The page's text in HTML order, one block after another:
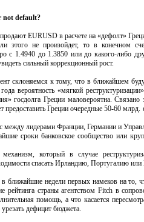
not default?
EURUSD в расчете на «дефолт»
этого не произойдет, то в конечном
с 1.4940 до 1.3850 или до какого-либо
сильный коррекционный рост.
склоняемся к тому, что в ближайшем
вероятность «мягкой
госдолга Греции маловероятна. Связано
предоставить Греции очередные 50-60 млрд.
между лидерами Франции, Германии и
сроки банковское сообщество или
который в случае
спасать Ирландию, Португалию
недели первых намеков на то,
рейтинга страны агентством Fitch в
помощь, а что касается
дефицит бюджета.